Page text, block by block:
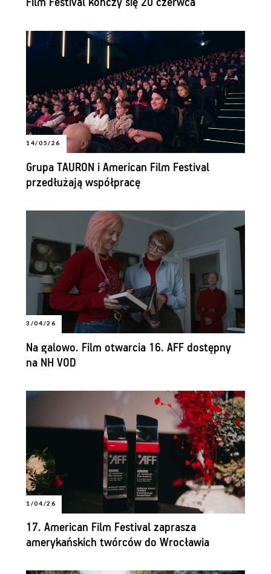
Film Festival kończy się 20 czerwca
14/05/26
Grupa TAURON i American Film Festival
przedłużają współpracę
3/04/26
Na galowo. Film otwarcia 16. AFF dostępny
na NH VOD
1/04/26
17. American Film Festival zaprasza
amerykańskich twórców do Wrocławia